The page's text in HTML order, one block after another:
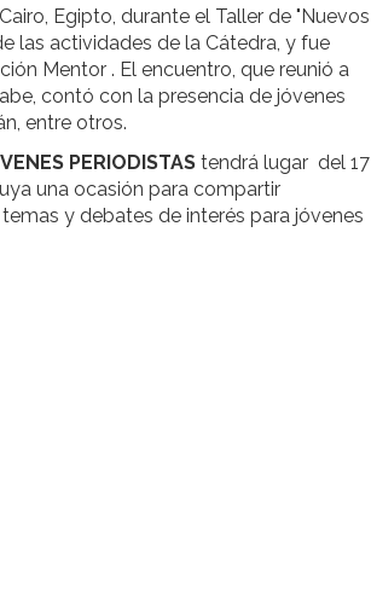
Egipto, durante el Taller de "Nuevos
las actividades de la Cátedra, y fue
Mentor . El encuentro, que reunió a
contó con la presencia de jóvenes
entre otros.
PERIODISTAS tendrá lugar del 17
una ocasión para compartir
y debates de interés para jóvenes